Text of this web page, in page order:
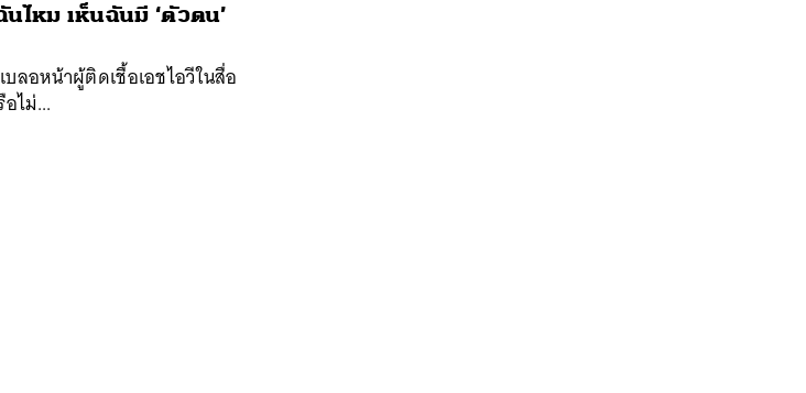
นไหม เห็นฉันมี ‘ตัวตน’
บลอหน้าผู้ติดเชื้อเอชไอวีในสื่อ
ไม่...